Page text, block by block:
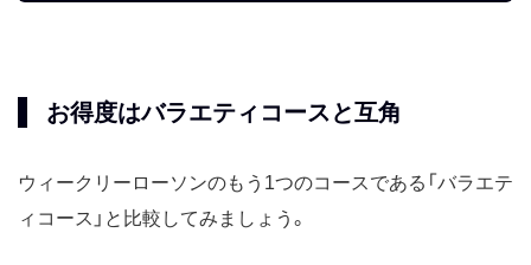
お得度はバラエティコースと互角
ウィークリーローソンのもう1つのコースである「バラエテ
ィコース」と比較してみましょう。